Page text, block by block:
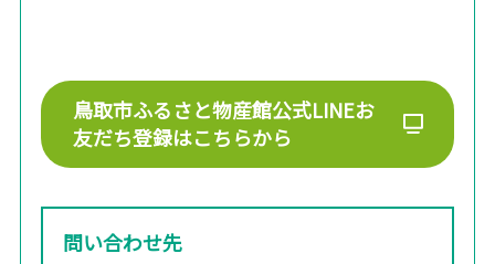
鳥取市ふるさと物産館公式LINEお
友だち登録はこちらから
問い合わせ先